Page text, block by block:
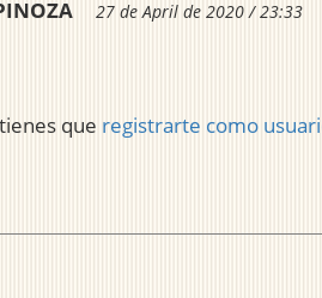
27 de April de 2020 / 23:33
que registrarte como